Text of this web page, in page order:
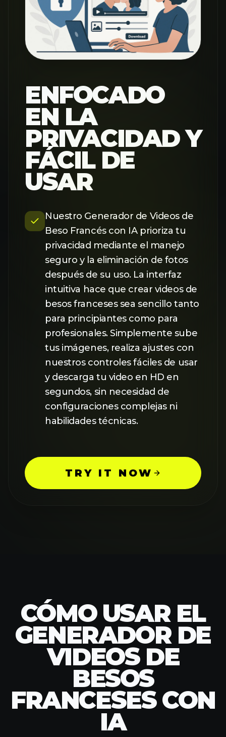
ENFOCADO
EN LA
PRIVACIDAD Y
FÁCIL DE
USAR
Nuestro Generador de Videos de
Beso Francés con IA prioriza tu
privacidad mediante el manejo
seguro y la eliminación de fotos
después de su uso. La interfaz
intuitiva hace que crear videos de
besos franceses sea sencillo tanto
para principiantes como para
profesionales. Simplemente sube
tus imágenes, realiza ajustes con
nuestros controles fáciles de usar
y descarga tu video en HD en
segundos, sin necesidad de
configuraciones complejas ni
habilidades técnicas.
TRY IT NOW
CÓMO USAR EL
GENERADOR DE
VIDEOS DE
BESOS
FRANCESES CON
IA